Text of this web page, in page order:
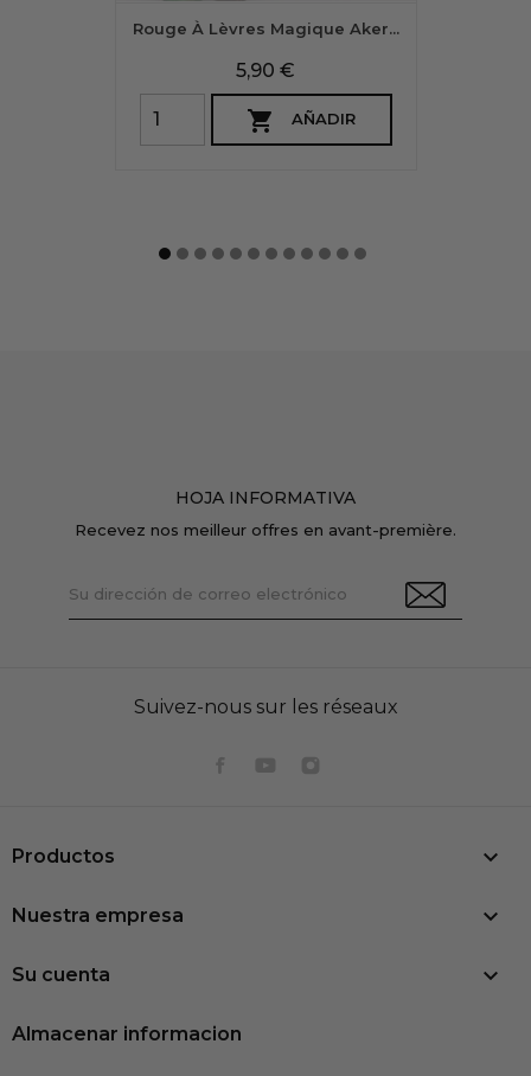
Rouge À Lèvres Magique Aker...
Precio
5,90 €
 AÑADIR
HOJA INFORMATIVA
Recevez nos meilleur offres en avant-première.
Suivez-nous sur les réseaux
Productos 
Nuestra empresa 
Su cuenta 
Almacenar informacion